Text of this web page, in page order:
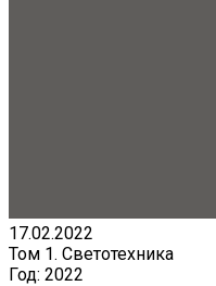
17.02.2022
Том 1. Светотехника
Год: 2022